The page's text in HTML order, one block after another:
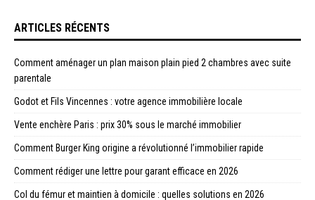
ARTICLES RÉCENTS
Comment aménager un plan maison plain pied 2 chambres avec suite
parentale
Godot et Fils Vincennes : votre agence immobilière locale
Vente enchère Paris : prix 30% sous le marché immobilier
Comment Burger King origine a révolutionné l’immobilier rapide
Comment rédiger une lettre pour garant efficace en 2026
Col du fémur et maintien à domicile : quelles solutions en 2026